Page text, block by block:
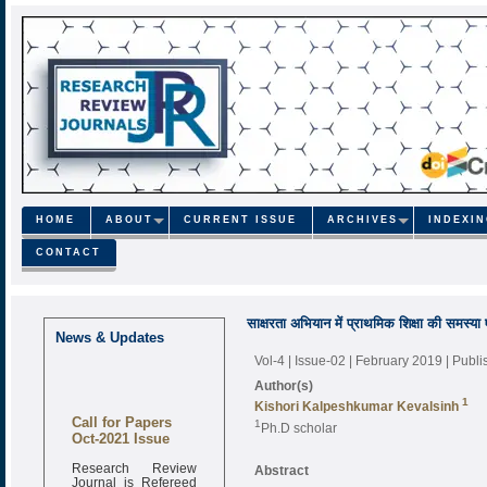
HOME ABOUT CURRENT ISSUE ARCHIVES
CONTACT
News & Updates
Call for Papers
Oct-2021 Issue
Research Review
Journal is Refereed
साक्षरता अभियान में प्राथमिक शिक्षा की
Vol-4 | Issue-02 | February 2019 |
Author(s)
Kishori Kalpeshkumar Kevalsinh 1
1 Ph.D scholar
Abstract